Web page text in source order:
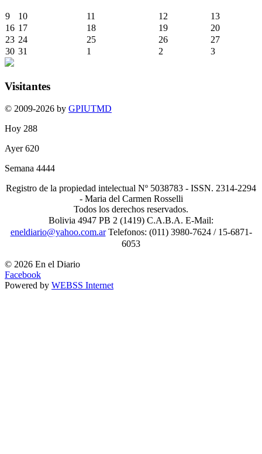
9 10 11 12
13
16 17 18 19
20
23 24 25 26
27
30 31 1 2 3
Visitantes
© 2009-2026 by GPIUTMD
Hoy 288
Ayer620
Semana 4444
Registro de la propiedad intelectual Nº 5038783 - ISSN. 2314-2294
- Maria del Carmen Rosselli
Todos los derechos reservados.
Bolivia 4947 PB 2 (1419) C.A.B.A. E-Mail:
eneldiario@yahoo.com.arTelefonos: (011) 3980-7624 / 15-6871-
6053
© 2026 En el Diario
Facebook
Powered by WEBSS Internet